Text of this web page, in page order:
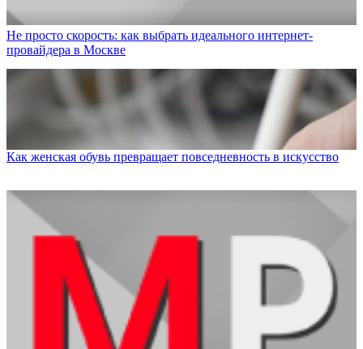
Не просто скорость: как выбрать идеального интернет-
провайдера в Москве
Как женская обувь превращает повседневность в искусство